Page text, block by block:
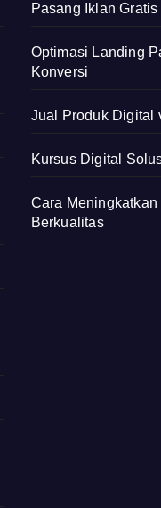
Pasang Iklan
Optimasi Landing
Konversi
Jual Produk Digital
Kursus Digital
Cara
Berkualitas